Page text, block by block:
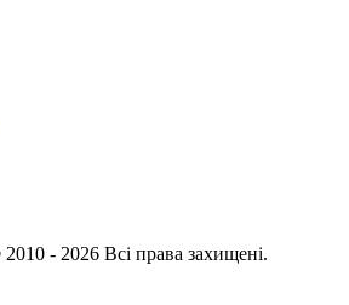
- 2026 Всі права захищені.